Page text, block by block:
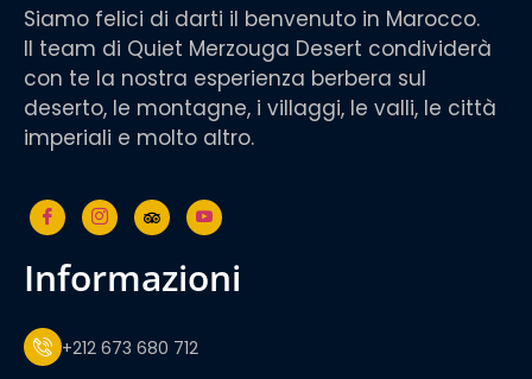
Siamo felici di darti il benvenuto in Marocco.
Il team di Quiet Merzouga Desert condividerà
con te la nostra esperienza berbera sul
deserto, le montagne, i villaggi, le valli, le città
imperiali e molto altro.
informazioni
+212 673 680 712